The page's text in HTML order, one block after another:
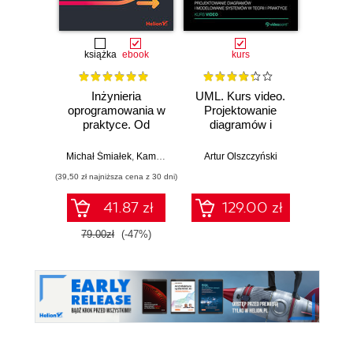
książka ebook
Inżynieria
oprogramowania w
praktyce. Od
z językiem UML
Michał Śmiałek, Kamil Rybiński
(39,50 zł najniższa cena z 30 dni)
41.87 zł
79.00zł (-47%)
kurs
UML. Kurs video.
Projektowanie
diagramów i
systemów w teorii i
Artur Olszczyński
129.00 zł